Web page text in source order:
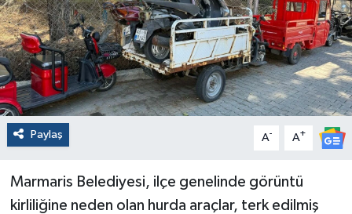
Paylaş A- A+
Marmaris Belediyesi, ilçe genelinde görüntü
kirliliğine neden olan hurda araçlar, terk edilmiş